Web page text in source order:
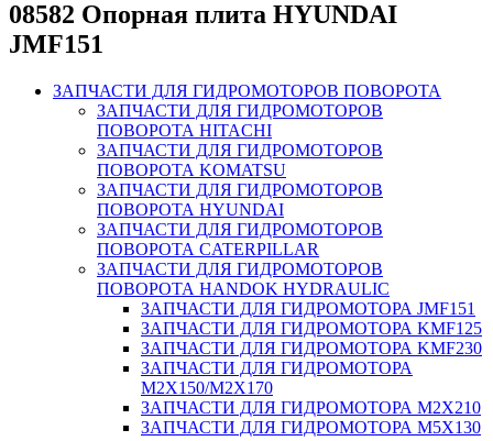
08582 Опорная плита HYUNDAI
JMF151
ЗАПЧАСТИ ДЛЯ ГИДРОМОТОРОВ ПОВОРОТА
ЗАПЧАСТИ ДЛЯ ГИДРОМОТОРОВ
ПОВОРОТА HITACHI
ЗАПЧАСТИ ДЛЯ ГИДРОМОТОРОВ
ПОВОРОТА KOMATSU
ЗАПЧАСТИ ДЛЯ ГИДРОМОТОРОВ
ПОВОРОТА HYUNDAI
ЗАПЧАСТИ ДЛЯ ГИДРОМОТОРОВ
ПОВОРОТА CATERPILLAR
ЗАПЧАСТИ ДЛЯ ГИДРОМОТОРОВ
ПОВОРОТА HANDOK HYDRAULIC
ЗАПЧАСТИ ДЛЯ ГИДРОМОТОРА JMF151
ЗАПЧАСТИ ДЛЯ ГИДРОМОТОРА KMF125
ЗАПЧАСТИ ДЛЯ ГИДРОМОТОРА KMF230
ЗАПЧАСТИ ДЛЯ ГИДРОМОТОРА
M2X150/M2X170
ЗАПЧАСТИ ДЛЯ ГИДРОМОТОРА M2X210
ЗАПЧАСТИ ДЛЯ ГИДРОМОТОРА M5X130